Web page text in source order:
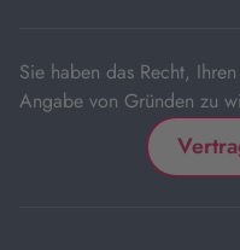
Sie haben das Recht,
Angabe von Gründen zu